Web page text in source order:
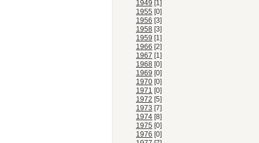
1949 [1]
1955 [0]
1956 [3]
1958 [3]
1959 [1]
1966 [2]
1967 [1]
1968 [0]
1969 [0]
1970 [0]
1971 [0]
1972 [5]
1973 [7]
1974 [8]
1975 [0]
1976 [0]